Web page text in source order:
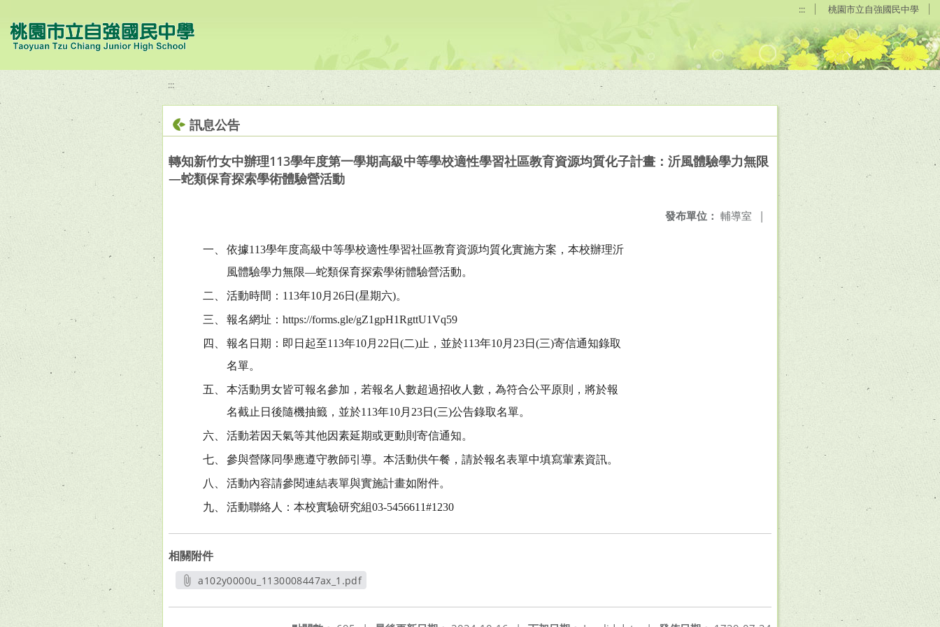
::: 桃園市立自強國民中學
:::
訊息公告
轉知新竹女中辦理113學年度第一學期高級中等學校適性學習社區教育資源均質化子計畫：沂風體驗學力無限
—蛇類保育探索學術體驗營活動
發布單位： 輔導室 |
一、
依據113學年度高級中等學校適性學習社區教育資源均質化實施方案，本校辦理沂
風體驗學力無限—蛇類保育探索學術體驗營活動。
二、
活動時間：113年10月26日(星期六)。
三、
報名網址：https://forms.gle/gZ1gpH1RgttU1Vq59
四、
報名日期：即日起至113年10月22日(二)止，並於113年10月23日(三)寄信通知錄取
名單。
五、
本活動男女皆可報名參加，若報名人數超過招收人數，為符合公平原則，將於報
名截止日後隨機抽籤，並於113年10月23日(三)公告錄取名單。
六、
活動若因天氣等其他因素延期或更動則寄信通知。
七、
參與營隊同學應遵守教師引導。本活動供午餐，請於報名表單中填寫葷素資訊。
八、
活動內容請參閱連結表單與實施計畫如附件。
九、
活動聯絡人：本校實驗研究組03-5456611#1230
相關附件
a102y0000u_1130008447ax_1.pdf